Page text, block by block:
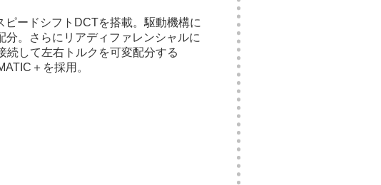
ピードシフトDCTを搭載。駆動機構に
。さらにリアディファレンシャルに
続して左右トルクを可変配分する
＋を採用。